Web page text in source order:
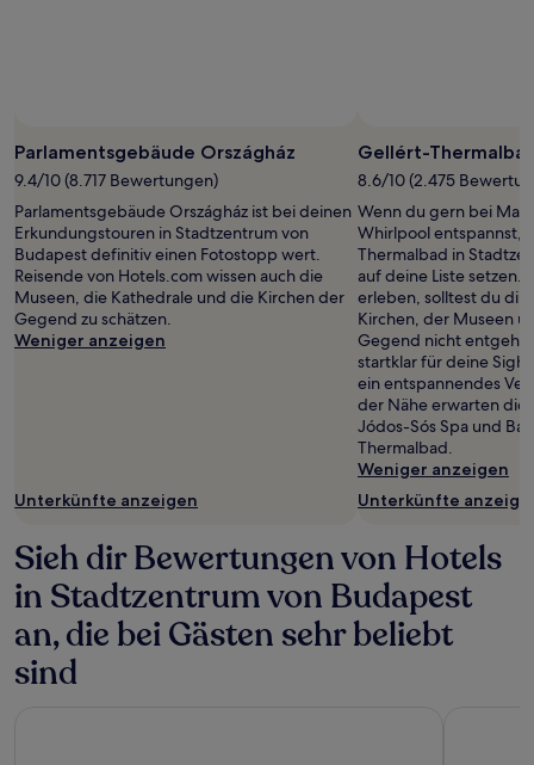
Es
können
zusätzliche
Bedingungen
gelten.
Parlamentsgebäude Országház
9.4/10 (8.717 Bewertungen)
Parlamentsgebäude Országház ist bei deinen
Erkundungstouren in Stadtzentrum von
Budapest definitiv einen Fotostopp wert.
Reisende von Hotels.com wissen auch die
Museen, die Kathedrale und die Kirchen der
Gegend zu schätzen.
Weniger anzeigen
Unterkünfte anzeigen
Gellért-
8.6/10 (2.475
Wenn du gern bei
Whirlpool entspannst,
Thermalbad in
auf deine Liste setzen.
erleben, solltest du dir
Kirchen, der Museen
Gegend nicht
startklar für deine
ein entspannendes
der Nähe erwarten
Jódos-Sós Spa und
Thermalbad.
Weniger anzeigen
Unterkünfte
Sieh dir Bewertungen von Hotels
in Stadtzentrum von Budapest
an, die bei Gästen sehr beliebt
sind